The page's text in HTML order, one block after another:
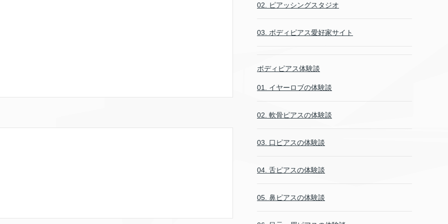
02. ピアッシングスタジオ
03. ボディピアス愛好家サイト
ボディピアス体験談
01. イヤーロブの体験談
02. 軟骨ピアスの体験談
03. 口ピアスの体験談
04. 舌ピアスの体験談
05. 鼻ピアスの体験談